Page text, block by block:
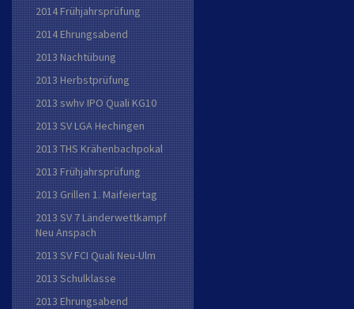
2014 Frühjahrsprüfung
2014 Ehrungsabend
2013 Nachtübung
2013 Herbstprüfung
2013 swhv IPO Quali KG10
2013 SV LGA Hechingen
2013 THS Krähenbachpokal
2013 Frühjahrsprüfung
2013 Grillen 1. Maifeiertag
2013 SV 7 Länderwettkampf
Neu Anspach
2013 SV FCI Quali Neu-Ulm
2013 Schulklasse
2013 Ehrungsabend